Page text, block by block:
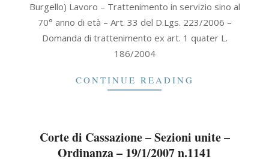
Burgello) Lavoro – Trattenimento in servizio sino al
70° anno di età – Art. 33 del D.Lgs. 223/2006 –
Domanda di trattenimento ex art. 1 quater L.
186/2004
CONTINUE READING
Corte di Cassazione – Sezioni unite –
Ordinanza – 19/1/2007 n.1141